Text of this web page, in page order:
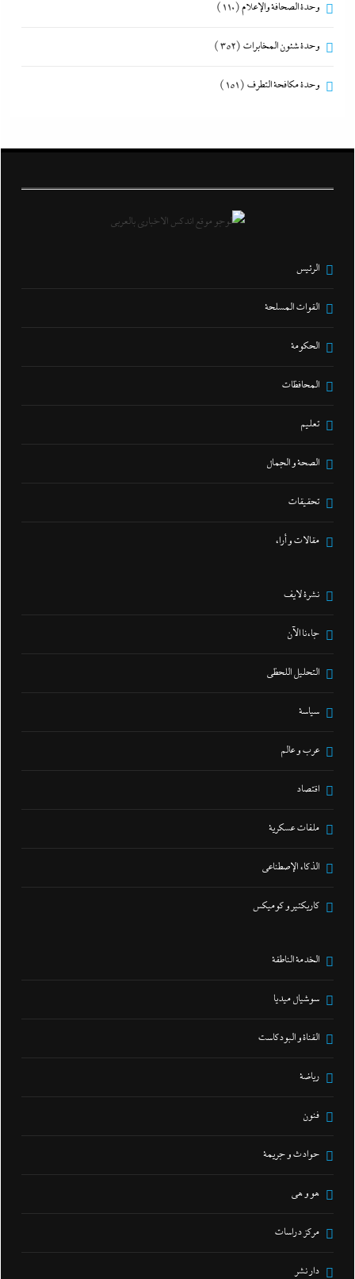
وحدة الصحافة والإعلام(110)
وحدة شئون المخابرات (352)
وحدة مكافحة التطرف (151)
الرئيس
القوات المسلحة
الحكومة
المحافظات
تعليم
الصحة و الجمال
تحقيقات
مقالات و أراء
نشرة لايف
جاءنا الآن
التحليل اللحظي
سياسة
عرب و عالم
اقتصاد
ملفات عسكرية
الذكاء الإصطناعي
كاريكتير و كوميكس
الخدمة الناطقة
سوشيال ميديا
القناة و البودكاست
رياضة
فنون
حوادث و جريمة
هو و هي
مركز دراسات
دار نشر